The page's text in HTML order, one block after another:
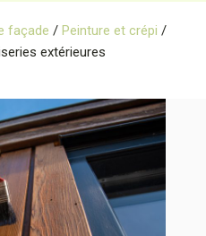
façade / Peinture et crépi /
extérieures